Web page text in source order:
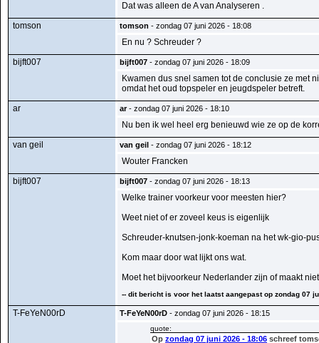
Dat was alleen de A van Analyseren .
tomson
tomson - zondag 07 juni 2026 - 18:08
En nu ? Schreuder ?
bijft007
bijft007 - zondag 07 juni 2026 - 18:09
Kwamen dus snel samen tot de conclusie ze met
omdat het oud topspeler en jeugdspeler betreft.
ar
ar- zondag 07 juni 2026 - 18:10
Nu ben ik wel heel erg benieuwd wie ze op de
van geil
van geil - zondag 07 juni 2026 - 18:12
Wouter Francken
bijft007
bijft007 - zondag 07 juni 2026 - 18:13
Welke trainer voorkeur voor meesten hier?
Weet niet of er zoveel keus is eigenlijk
Schreuder-knutsen-jonk-koeman na het wk-gio-
Kom maar door wat lijkt ons wat.
Moet het bijvoorkeur Nederlander zijn of maakt
-- dit bericht is voor het laatst aangepast op zondag 07
T-FeYeN00rD T-FeYeN00rD - zondag 07 juni 2026 - 18:15
quote:
Op zondag 07 juni 2026 - 18:06 schreef